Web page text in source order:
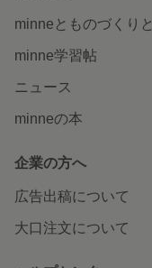
minneとものづくりと
minne学習帖
ニュース
minneの本
企業の方へ
広告出稿について
大口注文について